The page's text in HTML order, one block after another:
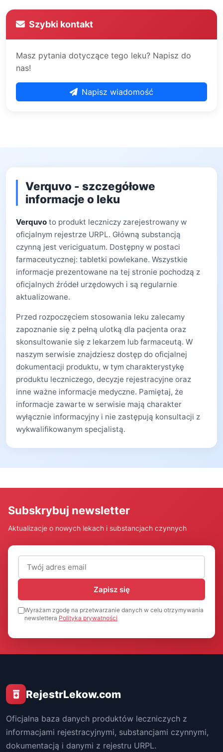
Szybki kontakt
Masz pytania dotyczące tego leku? Napisz do
nas!
Napisz wiadomość
Verquvo - szczegółowe
informacje o leku
Verquvo to produkt leczniczy zarejestrowany w
oficjalnym rejestrze URPL. Główną substancją
czynną jest vericiguatum. Dostępny w postaci
farmaceutycznej: tabletki powlekane. Wszystkie
informacje prezentowane na tej stronie pochodzą z
oficjalnych źródeł urzędowych i są regularnie
aktualizowane.
Przed rozpoczęciem stosowania leku zalecamy
zapoznanie się z pełną ulotką dla pacjenta oraz
skonsultowanie się z lekarzem lub farmaceutą. W
naszym serwisie znajdziesz dostęp do oficjalnej
dokumentacji produktu, w tym charakterystykę
produktu leczniczego, decyzje rejestracyjne oraz
inne ważne informacje medyczne. Pamiętaj, że
informacje zawarte w serwisie mają charakter
wyłącznie informacyjny i nie zastępują konsultacji z
wykwalifikowanym specjalistą.
Subskrybuj newsletter
Aktualizacje o nowych lekach i substancjach czynnych
Adres email (wymagany)
Zapisz się
Wyrażam zgodę na przetwarzanie danych w celu otrzymywania
newslettera Polityka prywatności
RejestrLekow.com
Oficjalna baza danych produktów leczniczych z
informacjami rejestracyjnymi, substancjami czynnymi,
dokumentacją i danymi z rejestru URPL.